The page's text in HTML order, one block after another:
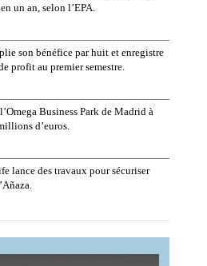
un an, selon l’EPA.
son bénéfice par huit et enregistre
profit au premier semestre.
Business Park de Madrid à
d’euros.
lance des travaux pour sécuriser